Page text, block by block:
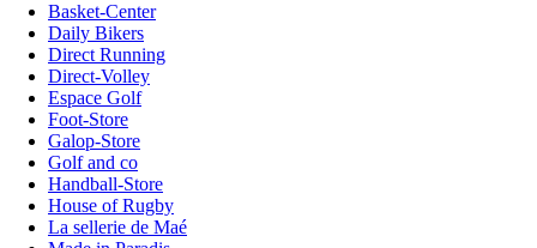
Basket-Center
Daily Bikers
Direct Running
Direct-Volley
Espace Golf
Foot-Store
Galop-Store
Golf and co
Handball-Store
House of Rugby
La sellerie de Maé